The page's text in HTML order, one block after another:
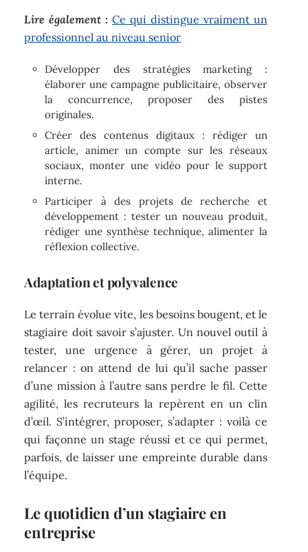
Lire également : Ce qui distingue vraiment un
professionnel au niveau senior
Développer des stratégies marketing :
élaborer une campagne publicitaire, observer
la concurrence, proposer des pistes
originales.
Créer des contenus digitaux : rédiger un
article, animer un compte sur les réseaux
sociaux, monter une vidéo pour le support
interne.
Participer à des projets de recherche et
développement : tester un nouveau produit,
rédiger une synthèse technique, alimenter la
réflexion collective.
Adaptation et polyvalence
Le terrain évolue vite, les besoins bougent, et le
stagiaire doit savoir s’ajuster. Un nouvel outil à
tester, une urgence à gérer, un projet à
relancer : on attend de lui qu’il sache passer
d’une mission à l’autre sans perdre le fil. Cette
agilité, les recruteurs la repèrent en un clin
d’œil. S’intégrer, proposer, s’adapter : voilà ce
qui façonne un stage réussi et ce qui permet,
parfois, de laisser une empreinte durable dans
l’équipe.
Le quotidien d’un stagiaire en
entreprise